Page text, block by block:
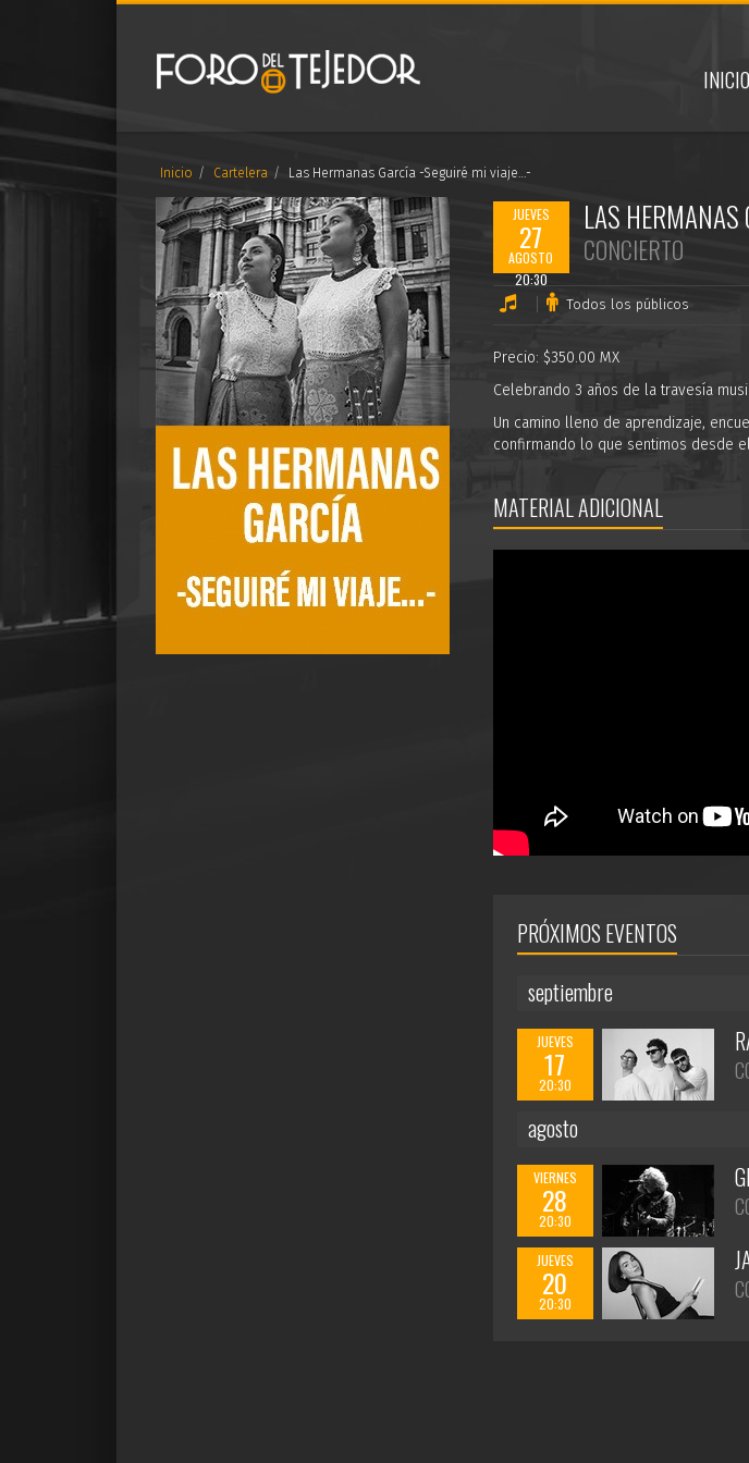
INICIO
Inicio Cartelera Las Hermanas García -Seguiré mi viaje…-
JUEVES
27
AGOSTO
20:30
LAS
CONCIERTO
Todos los públicos
Precio: $350.00 MX
Celebrando 3 años de la travesía
Un camino lleno de aprendizaje,
confirmando lo que sentimos desde
MATERIAL ADICIONAL
PRÓXIMOS EVENTOS
septiembre
JUEVES
17
20:30
agosto
VIERNES
28
20:30
JUEVES
20
20:30